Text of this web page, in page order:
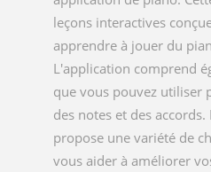
leçons interactives
apprendre à jouer du
L'application comprend
que vous pouvez utiliser
des notes et des
propose une variété de
vous aider à améliorer